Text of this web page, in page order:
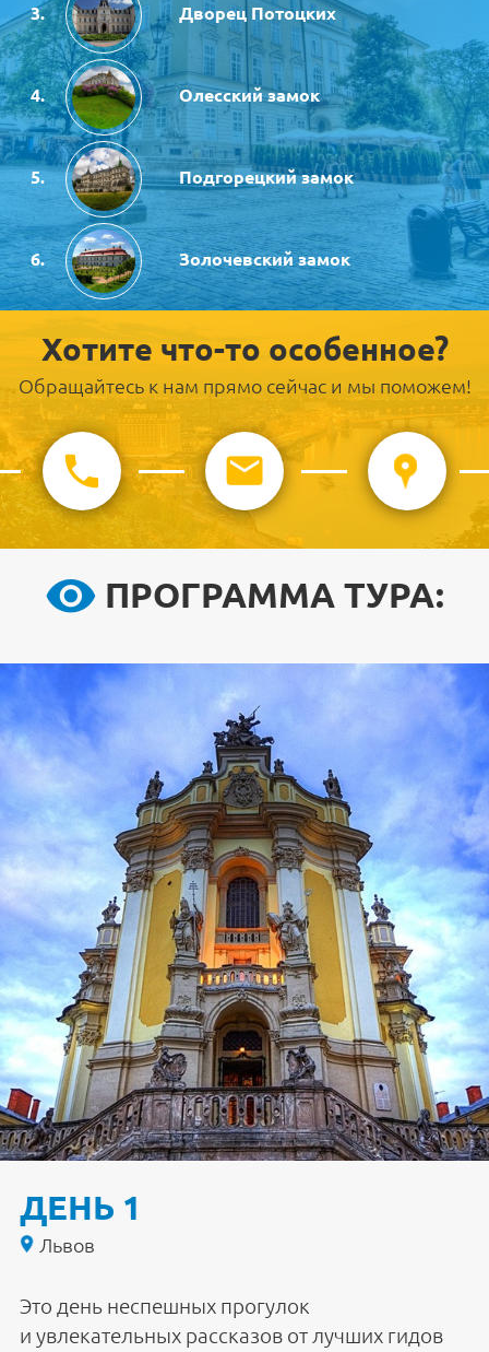
Дворец Потоцких
Олесский замок
Подгорецкий замок
Золочевский замок
Хотите что-то особенное?
Обращайтесь к нам прямо сейчас и мы поможем!
ПРОГРАММА ТУРА:
ДЕНЬ 1
Львов
Это день неспешных прогулок
и увлекательных рассказов от лучших гидов